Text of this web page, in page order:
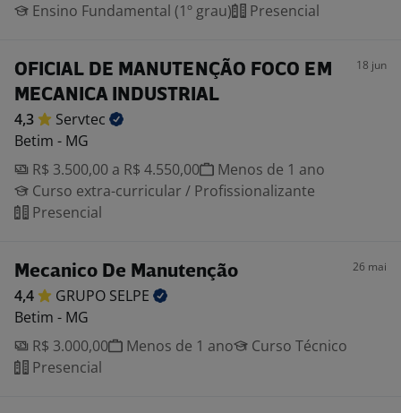
Ensino Fundamental (1º grau)
Presencial
OFICIAL DE MANUTENÇÃO FOCO EM
MECANICA INDUSTRIAL
18 jun
4,3
Servtec
Betim - MG
R$ 3.500,00 a R$ 4.550,00
Menos de 1 ano
Curso extra-curricular / Profissionalizante
Presencial
Mecanico De Manutenção 26 mai
4,4 GRUPO SELPE
Betim - MG
R$ 3.000,00
Menos de 1 ano
Curso Técnico
Presencial